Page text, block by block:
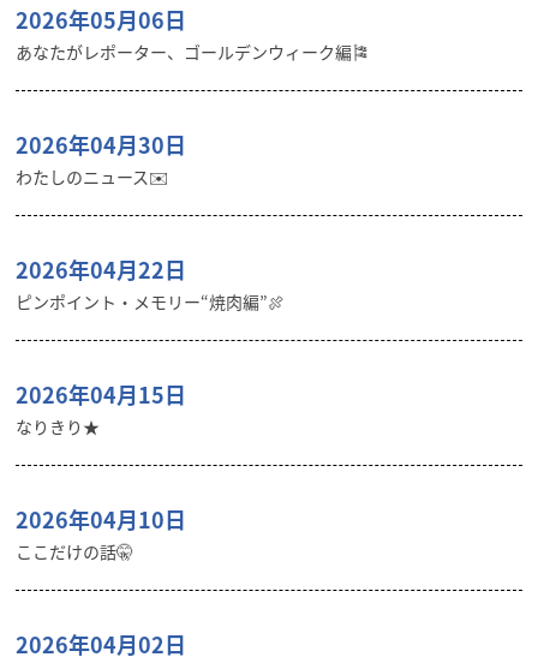
2026年05月06日
あなたがレポーター、ゴールデンウィーク編🎏
2026年04月30日
わたしのニュース✉️
2026年04月22日
ピンポイント・メモリー“焼肉編”🍖
2026年04月15日
なりきり★
2026年04月10日
ここだけの話🤫
2026年04月02日